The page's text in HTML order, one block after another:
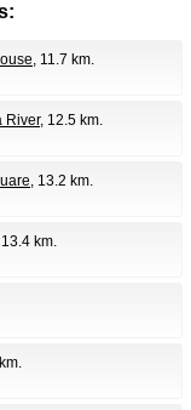
, 11.7 km.
River, 12.5 km.
, 13.2 km.
13.4 km.